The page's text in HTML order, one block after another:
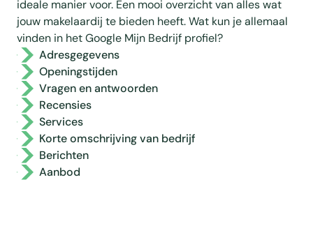
ideale manier voor. Een mooi overzicht van alles wat
jouw makelaardij te bieden heeft. Wat kun je allemaal
vinden in het Google Mijn Bedrijf profiel?
Adresgegevens
Openingstijden
Vragen en antwoorden
Recensies
Services
Korte omschrijving van bedrijf
Berichten
Aanbod